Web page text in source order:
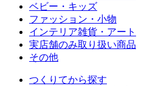
ベビー・キッズ
ファッション・小物
インテリア雑貨・アート
実店舗のみ取り扱い商品
その他
つくりてから探す